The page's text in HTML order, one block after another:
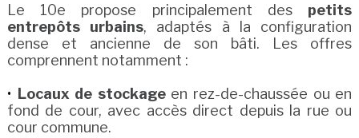
Le 10e propose principalement des petits
entrepôts urbains, adaptés à la configuration
dense et ancienne de son bâti. Les offres
comprennent notamment :
Locaux de stockageen rez-de-chaussée ou en
fond de cour, avec accès direct depuis la rue ou
cour commune.